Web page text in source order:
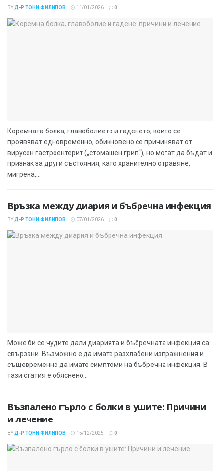
BY Д-Р ТОНИ ФИЛИПОВ 11/01/2026 0
Коремната болка, главоболието и гаденето, които се
проявяват едновременно, обикновено се причиняват от
вирусен гастроентерит („стомашен грип“), но могат да бъдат и
признак за други състояния, като хранително отравяне,
мигрена,...
Връзка между диария и бъбречна инфекция
BY Д-Р ТОНИ ФИЛИПОВ 07/01/2026 0
Може би се чудите дали диарията и бъбречната инфекция са
свързани. Възможно е да имате разхлабени изпражнения и
същевременно да имате симптоми на бъбречна инфекция. В
тази статия е обяснено...
Възпалено гърло с болки в ушите: Причини
и лечение
BY Д-Р ТОНИ ФИЛИПОВ 15/12/2025 0